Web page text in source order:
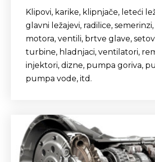
Klipovi, karike, klipnjače, leteći
glavni ležajevi, radilice,
motora, ventili, brtve glave,
turbine, hladnjaci, ventilatori,
injektori, dizne, pumpa goriva,
pumpa vode, itd.